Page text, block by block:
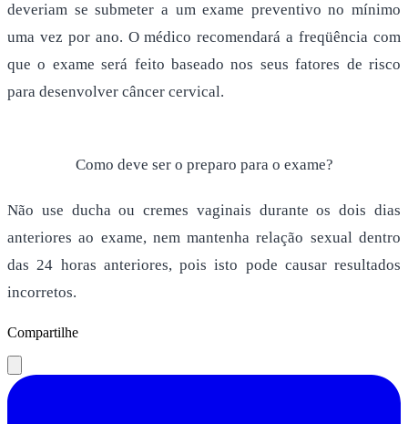
deveriam se submeter a um exame preventivo no mínimo
uma vez por ano. O médico recomendará a freqüência com
que o exame será feito baseado nos seus fatores de risco
para desenvolver câncer cervical.
Como deve ser o preparo para o exame?
Não use ducha ou cremes vaginais durante os dois dias
anteriores ao exame, nem mantenha relação sexual dentro
das 24 horas anteriores, pois isto pode causar resultados
incorretos.
Compartilhe